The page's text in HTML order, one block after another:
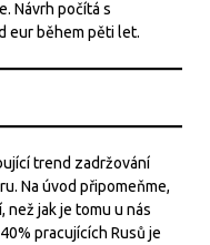
Návrh počítá s
eur během pěti let.
trend zadržování
Na úvod připomeňme,
než jak je tomu u nás
pracujících Rusů je